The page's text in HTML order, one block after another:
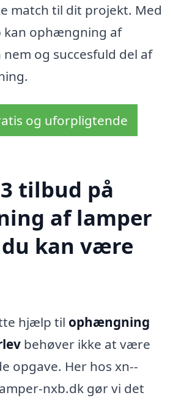
match til dit projekt. Med
ophængning af
og succesfuld del af
og uforpligtende
tilbud på
af lamper
kan være
hjælp til ophængning
behøver ikke at være
opgave. Her hos xn--
nxb.dk gør vi det